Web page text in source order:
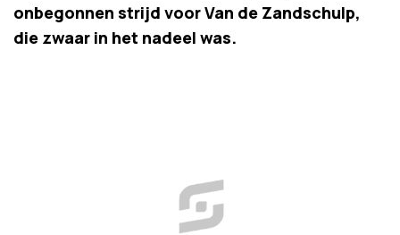
onbegonnen strijd voor Van de Zandschulp,
die zwaar in het nadeel was.